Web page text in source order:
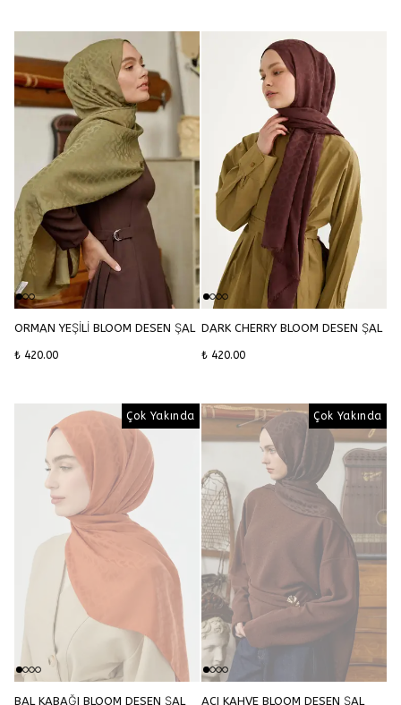
ORMAN YEŞİLİ BLOOM DESEN ŞAL
₺ 420.00
DARK CHERRY BLOOM DESEN ŞAL
₺ 420.00
Çok Yakında Çok Yakında
BAL KABAĞI BLOOM DESEN ŞAL
Çok Yakında
ACI KAHVE BLOOM DESEN ŞAL